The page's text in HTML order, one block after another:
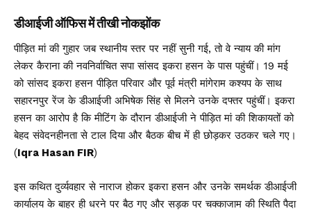
डीआईजी ऑफिस में तीखी नोकझोंक
पीड़ित मां की गुहार जब स्थानीय स्तर पर नहीं सुनी गई, तो वे न्याय की मांग
लेकर कैराना की नवनिर्वाचित सपा सांसद इकरा हसन के पास पहुंचीं। 19 मई
को सांसद इकरा हसन पीड़ित परिवार और पूर्व मंत्री मांगेराम कश्यप के साथ
सहारनपुर रेंज के डीआईजी अभिषेक सिंह से मिलने उनके दफ्तर पहुंचीं। इकरा
हसन का आरोप है कि मीटिंग के दौरान डीआईजी ने पीड़ित मां की शिकायतों को
बेहद संवेदनहीनता से टाल दिया और बैठक बीच में ही छोड़कर उठकर चले गए।
(Iqra Hasan FIR)
इस कथित दुर्व्यवहार से नाराज होकर इकरा हसन और उनके समर्थक डीआईजी
कार्यालय के बाहर ही धरने पर बैठ गए और सड़क पर चक्काजाम की स्थिति पैदा